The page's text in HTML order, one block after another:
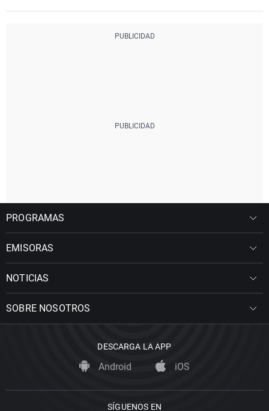
PROGRAMAS
EMISORAS
NOTICIAS
SOBRE NOSOTROS
DESCARGA LA APP
Android iOS
SÍGUENOS EN